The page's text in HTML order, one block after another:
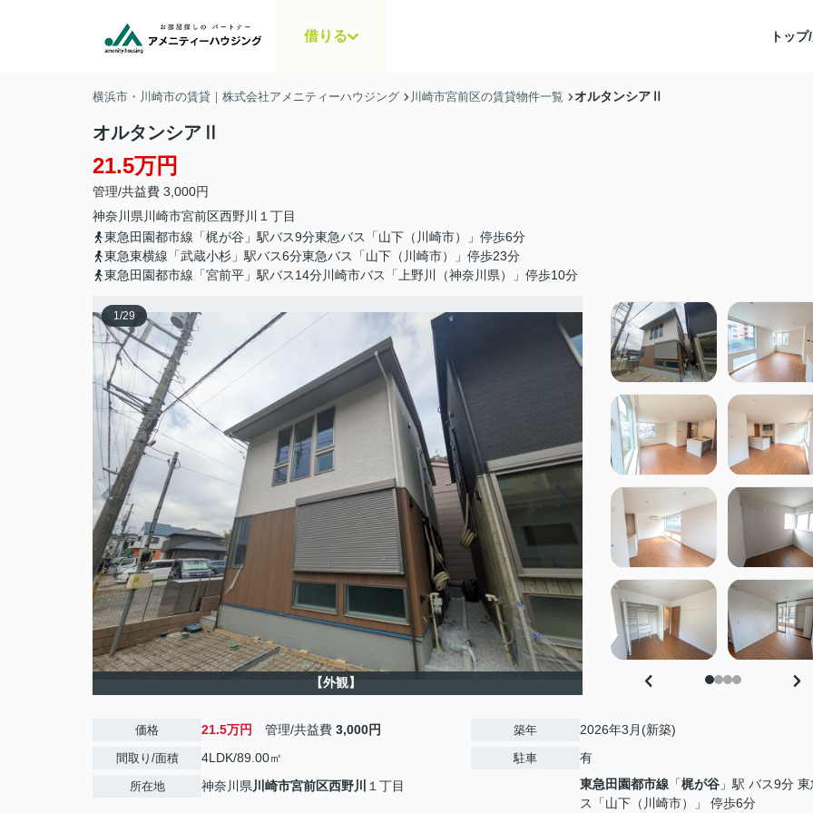
借りる トップ/
横浜市・川崎市の賃貸｜株式会社アメニティーハウジング 川崎市宮前区の賃貸物件一覧 オルタンシアⅡ
オルタンシアⅡ
21.5万円
管理/共益費 3,000円
神奈川県 川崎市宮前区西野川
１丁目
東急田園都市線「梶が谷」駅バス9分東急バス「山下（川崎市）」停歩6分
東急東横線「武蔵小杉」駅バス6分東急バス「山下（川崎市）」停歩23分
東急田園都市線「宮前平」駅バス14分川崎市バス「上野川（神奈川県）」停歩10分
1/29
【外観】
価格 21.5万円 管理/共益費 3,000円
間取り/面積 4LDK/89.00㎡
所在地 神奈川県川崎市宮前区西野川 １丁目
築年 2026年3月(新築)
駐車
有
東急田園都市線 「梶が谷 」駅 バス9分
ス「山下（川崎市）」 停歩6分